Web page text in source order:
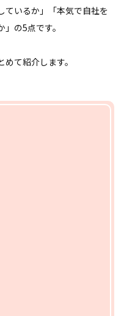
ているか」「本気で自社を
の5点です。
て紹介します。